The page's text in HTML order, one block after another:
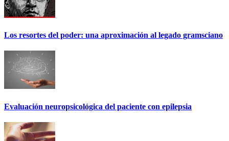
Los resortes del poder: una aproximación al legado gramsciano
Evaluación neuropsicológica del paciente con epilepsia